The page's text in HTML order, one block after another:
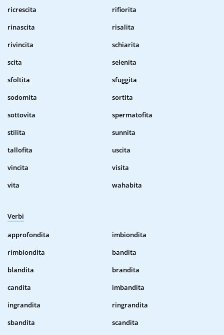
ricrescita
rifiorita
rinascita
risalita
rivincita
schiarita
scita
selenita
sfoltita
sfuggita
sodomita
sortita
sottovita
spermatofita
stilita
sunnita
tallofita
uscita
vincita
visita
vita
wahabita
Verbi
approfondita
imbiondita
rimbiondita
bandita
blandita
brandita
candita
imbandita
ingrandita
ringrandita
sbandita
scandita